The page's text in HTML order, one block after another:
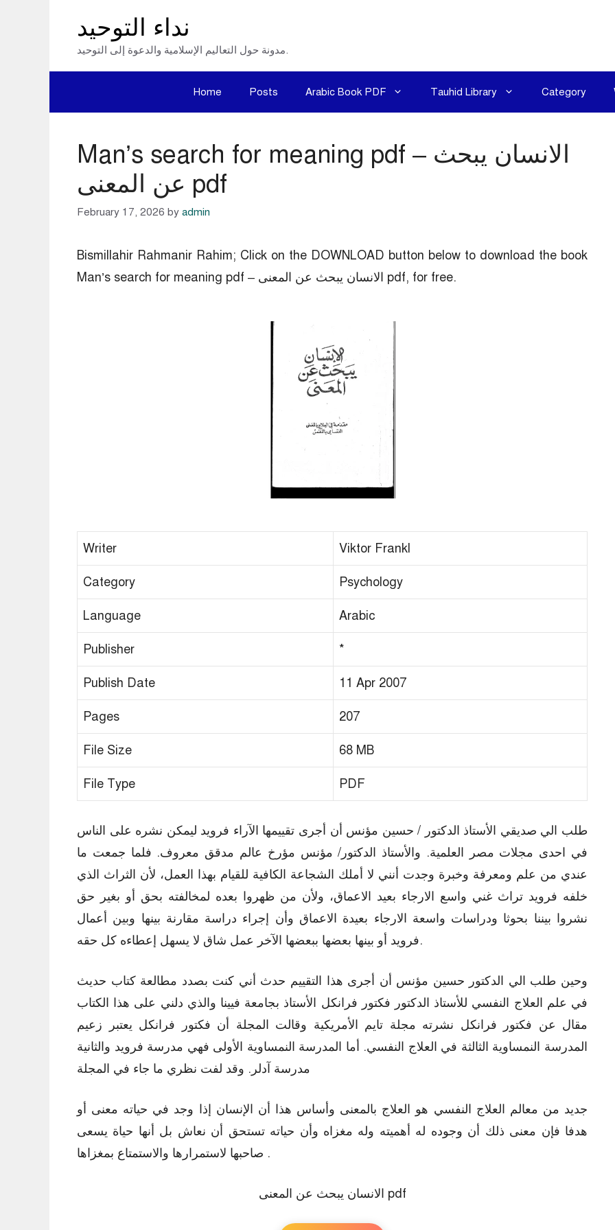
نداء التوحيد
مدونة حول التعاليم الإسلامية والدعوة إلى التوحيد.
Home Posts Arabic Book PDF Tauhid Library Category
Man’s search for meaning pdf – الانسان يبحث
عن المعنى pdf
February 17, 2026 by admin
Bismillahir Rahmanir Rahim; Click on the DOWNLOAD button below to download the book
Man’s search for meaning pdf – الانسان يبحث عن المعنى pdf, for free.
Writer Viktor Frankl
Category Psychology
Language Arabic
Publisher *
Publish Date 11 Apr 2007
Pages 207
File Size 68 MB
File Type PDF
طلب الي صديقي الأستاذ الدكتور / حسين مؤنس أن أجرى تقييمها الآراء فرويد ليمكن نشره على الناس
في احدى مجلات مصر العلمية. والأستاذ الدكتور/ مؤنس مؤرخ عالم مدقق معروف. فلما جمعت ما
عندي من علم ومعرفة وخبرة وجدت أنني لا أملك الشجاعة الكافية للقيام بهذا العمل، لأن الثراث الذي
خلفه فرويد تراث غني واسع الارجاء بعيد الاعماق، ولأن من ظهروا بعده لمخالفته بحق أو بغير حق
نشروا بيننا بحوثا ودراسات واسعة الارجاء بعيدة الاعماق وأن إجراء دراسة مقارنة بينها وبين أعمال
فرويد أو بينها بعضها ببعضها الآخر عمل شاق لا يسهل إعطاءه كل حقه.
وحين طلب الي الدكتور حسين مؤنس أن أجرى هذا التقييم حدث أني كنت بصدد مطالعة كتاب حديث
في علم العلاج النفسي للأستاذ الدكتور فكتور فرانكل الأستاذ بجامعة فيينا والذي دلني على هذا الكتاب
مقال عن فكتور فرانكل نشرته مجلة تايم الأمريكية وقالت المجلة أن فكتور فرانكل يعتبر زعيم
المدرسة النمساوية الثالثة في العلاج النفسي. أما المدرسة النمساوية الأولى فهي مدرسة فرويد والثانية
مدرسة آدلر. وقد لفت نظري ما جاء في المجلة
جديد من معالم العلاج النفسي هو العلاج بالمعنى وأساس هذا أن الإنسان إذا وجد في حياته معنى أو
هدفا فإن معنى ذلك أن وجوده له أهميته وله مغزاه وأن حياته تستحق أن نعاش بل أنها حياة يسعى
صاحبها لاستمرارها والاستمتاع بمغزاها .
الانسان يبحث عن المعنى pdf